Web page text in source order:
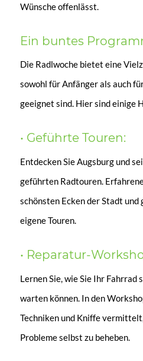
Wünsche offenlässt.
Ein buntes
Die Radlwoche bietet eine
sowohl für Anfänger als auch
geeignet sind. Hier sind einige
• Geführte Touren:
Entdecken Sie Augsburg und
geführten Radtouren.
schönsten Ecken der Stadt
eigene Touren.
• Reparatur-
Lernen Sie, wie Sie Ihr Fahrrad
warten können. In den
Techniken und Kniffe
Probleme selbst zu beheben.